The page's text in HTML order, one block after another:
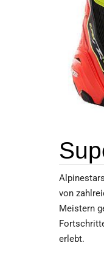
von
Meistern
erlebt.